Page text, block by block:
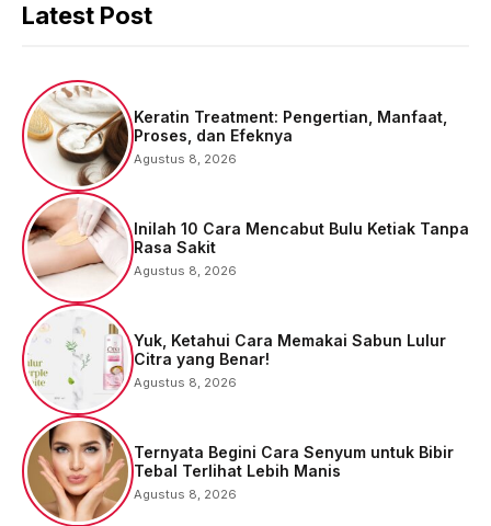
Latest Post
Keratin Treatment: Pengertian, Manfaat,
Proses, dan Efeknya
Agustus 8, 2026
Inilah 10 Cara Mencabut Bulu Ketiak Tanpa
Rasa Sakit
Agustus 8, 2026
Yuk, Ketahui Cara Memakai Sabun Lulur
Citra yang Benar!
Agustus 8, 2026
Ternyata Begini Cara Senyum untuk Bibir
Tebal Terlihat Lebih Manis
Agustus 8, 2026